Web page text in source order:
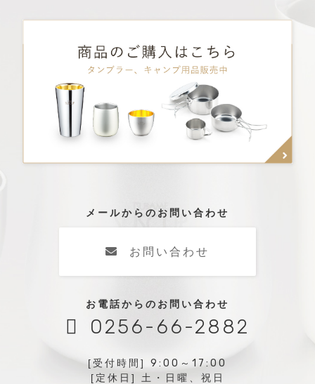
お電話からのお問い合わせ
0256-66-2882
[受付時間] 9:00 ～ 17:00
[定休日] 土・日曜、祝日
メールからのお問い合わせ
お問い合わせ